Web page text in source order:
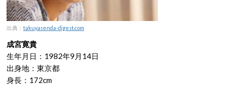
出典： takuyasenda-digest.com
成宮寛貴
生年月日：1982年9月14日
出身地：東京都
身長：172cm